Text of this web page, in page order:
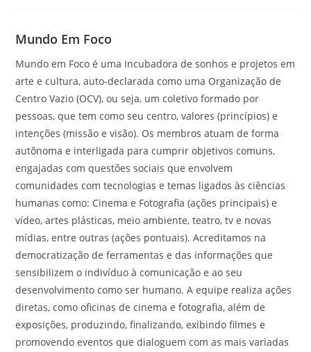
Mundo Em Foco
Mundo em Foco é uma Incubadora de sonhos e projetos em
arte e cultura, auto-declarada como uma Organização de
Centro Vazio (OCV), ou seja, um coletivo formado por
pessoas, que tem como seu centro, valores (princípios) e
intenções (missão e visão). Os membros atuam de forma
autônoma e interligada para cumprir objetivos comuns,
engajadas com questões sociais que envolvem
comunidades com tecnologias e temas ligados às ciências
humanas como: Cinema e Fotografia (ações principais) e
vídeo, artes plásticas, meio ambiente, teatro, tv e novas
mídias, entre outras (ações pontuais). Acreditamos na
democratização de ferramentas e das informações que
sensibilizem o indivíduo à comunicação e ao seu
desenvolvimento como ser humano. A equipe realiza ações
diretas, como oficinas de cinema e fotografia, além de
exposições, produzindo, finalizando, exibindo filmes e
promovendo eventos que dialoguem com as mais variadas